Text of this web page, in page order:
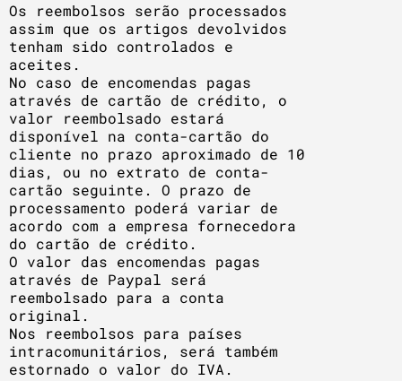
Os reembolsos serão processados
assim que os artigos devolvidos
tenham sido controlados e
aceites.
No caso de encomendas pagas
através de cartão de crédito, o
valor reembolsado estará
disponível na conta-cartão do
cliente no prazo aproximado de 10
dias, ou no extrato de conta-
cartão seguinte. O prazo de
processamento poderá variar de
acordo com a empresa fornecedora
do cartão de crédito.
O valor das encomendas pagas
através de Paypal será
reembolsado para a conta
original.
Nos reembolsos para países
intracomunitários, será também
estornado o valor do IVA.